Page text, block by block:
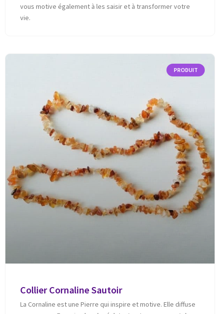
vous motive également à les saisir et à transformer votre
vie.
Collier Cornaline Sautoir
La Cornaline est une Pierre qui inspire et motive. Elle diffuse